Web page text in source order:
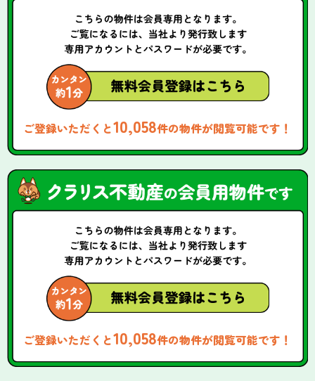
ご登録いただくと10,058件の物件が閲覧可能です！
ご登録いただくと10,058件の物件が閲覧可能です！